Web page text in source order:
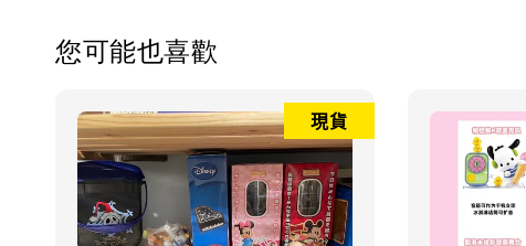
您可能也喜歡
現貨